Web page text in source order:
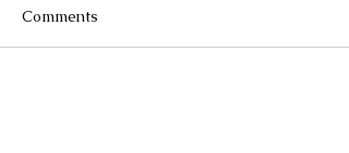
Comments